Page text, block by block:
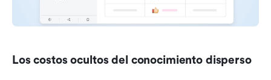
Los costos ocultos del conocimiento disperso